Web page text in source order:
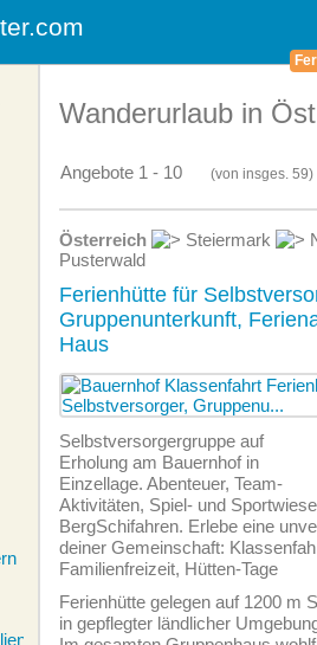
Wanderurlaub in
Angebote 1 - 10 (von insges. 59)
Österreich Steiermark
Pusterwald
Ferienhütte für
Gruppenunterkunft,
Haus
Selbstversorgergruppe auf
Erholung am Bauernhof in
Einzellage. Abenteuer, Team-
Aktivitäten, Spiel- und
BergSchifahren. Erlebe eine
deiner Gemeinschaft:
Familienfreizeit, Hütten-Tage
Ferienhütte gelegen auf 1200 m
in gepflegter ländlicher